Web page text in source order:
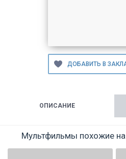
ОПИСАНИЕ
Мультфильмы похожие на